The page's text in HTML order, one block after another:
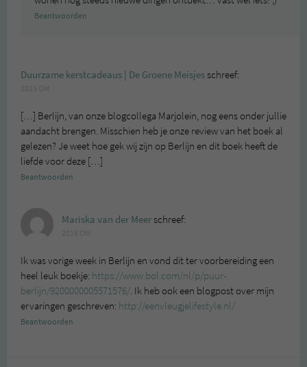
Beantwoorden
Duurzame kerstcadeaus | De Groene Meisjesschreef:
[…] Berlijn, van onze blogcollega Marjolein, nog eens onder jullie
aandacht brengen. Misschien heb je onze review van het boek al
gelezen? Je weet hoe gek wij zijn op Berlijn en dit boek heeft de
liefde voor deze […]
Beantwoorden
Mariska van der Meerschreef:
Ik was vorige week in Berlijn en vond dit ter voorbereiding een
heel leuk boekje: https://www.bol.com/nl/p/puur-
berlijn/9200000005571576/. Ik heb ook een blogpost over mijn
ervaringen geschreven: http://eenvleugjelifestyle.nl/
Beantwoorden